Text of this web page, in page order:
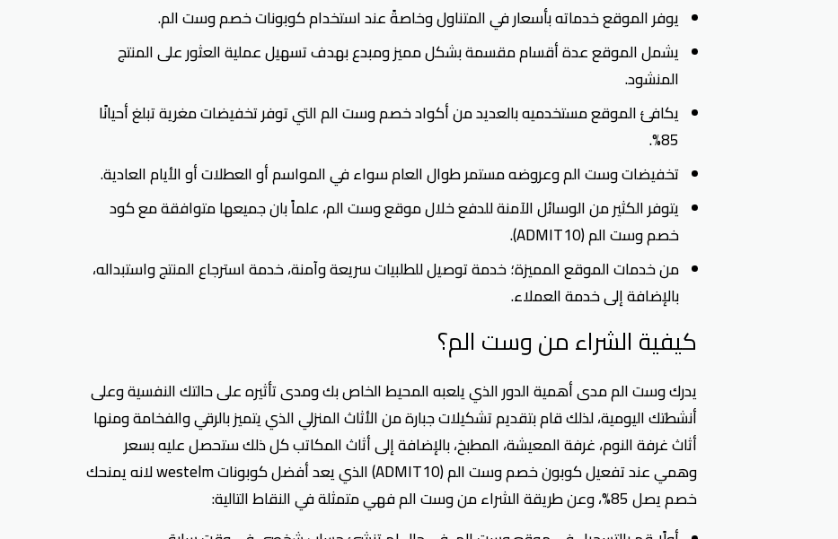
يوفر الموقع خدماته بأسعار في المتناول وخاصةً عند استخدام كوبونات خصم وست الم.
يشمل الموقع عدة أقسام مقسمة بشكل مميز ومبدع بهدف تسهيل عملية العثور على المنتج
المنشود.
يكافئ الموقع مستخدميه بالعديد من أكواد خصم وست الم التي توفر تخفيضات مغرية تبلغ أحيانًا
85%.
تخفيضات وست الم وعروضه مستمر طوال العام سواء في المواسم أو العطلات أو الأيام العادية.
يتوفر الكثير من الوسائل الآمنة للدفع خلال موقع وست الم، علماً بان جميعها متوافقة مع كود
خصم وست الم (ADMIT10).
من خدمات الموقع المميزة؛ خدمة توصيل للطلبيات سريعة وآمنة، خدمة استرجاع المنتج واستبداله،
بالإضافة إلى خدمة العملاء.
كيفية الشراء من وست الم؟
يدرك وست الم مدى أهمية الدور الذي يلعبه المحيط الخاص بك ومدى تأثيره على حالتك النفسية وعلى
أنشطتك اليومية، لذلك قام بتقديم تشكيلات جبارة من الأثاث المنزلي الذي يتميز بالرقي والفخامة ومنها
أثاث غرفة النوم، غرفة المعيشة، المطبخ، بالإضافة إلى أثاث المكاتب كل ذلك ستحصل عليه بسعر
وهمي عند تفعيل كوبون خصم وست الم (ADMIT10) الذي يعد أفضل كوبونات westelm لانه يمنحك
خصم يصل 85%، وعن طريقة الشراء من وست الم فهي متمثلة في النقاط التالية: